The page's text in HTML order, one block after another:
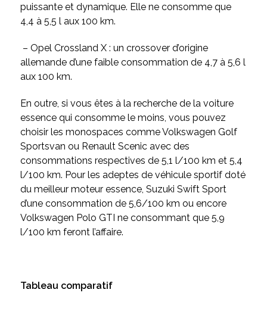
puissante et dynamique. Elle ne consomme que
4,4 à 5,5 l aux 100 km.
– Opel Crossland X : un crossover d’origine
allemande d’une faible consommation de 4,7 à 5,6 l
aux 100 km.
En outre, si vous êtes à la recherche de la voiture
essence qui consomme le moins, vous pouvez
choisir les monospaces comme Volkswagen Golf
Sportsvan ou Renault Scenic avec des
consommations respectives de 5,1 l/100 km et 5,4
l/100 km. Pour les adeptes de véhicule sportif doté
du meilleur moteur essence, Suzuki Swift Sport
d’une consommation de 5,6/100 km ou encore
Volkswagen Polo GTI ne consommant que 5,9
l/100 km feront l’affaire.
Tableau comparatif